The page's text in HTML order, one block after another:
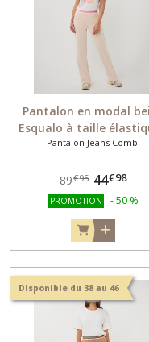
Pantalon en modal
Esqualo à taille
05003
Pantalon Jeans Combi
89€95 44€98
PROMOTION -50 %
Disponible du 38 au 46
CARDIGAN
(5)
ETOLE
ECHARPE
(9)
BONNET
CHAUSSETTES